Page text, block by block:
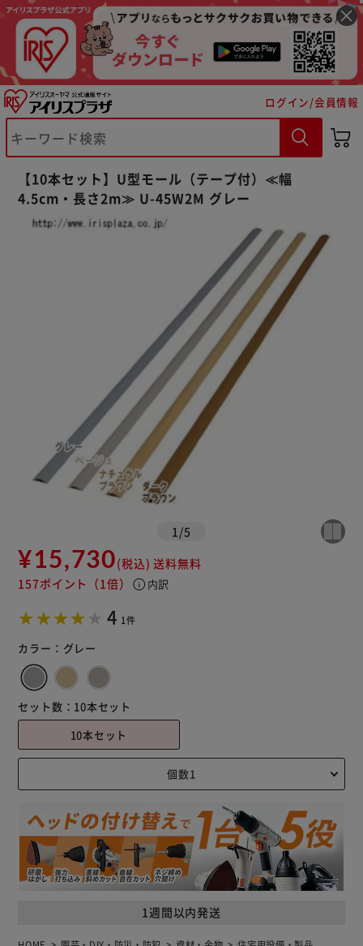
ログイン/会員情報
【10本セット】U型モール（テープ付）≪幅
4.5cm・長さ2m≫ U-45W2M グレー
1 /5
¥15,730(税込) 送料無料
157ポイント （1倍） info 内訳
4 1件
カラー： グレー
セット数： 10本セット
10本セット
1週間以内発送
※ご確認ください
カートに入れる 購入手続きへ